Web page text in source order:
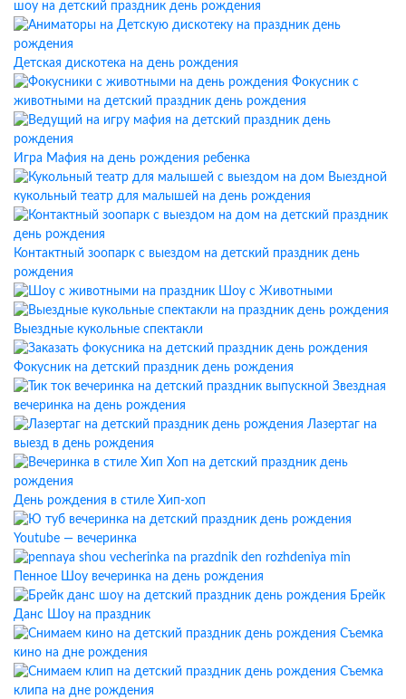
шоу на детский праздник день рождения
Детская дискотека на день рождения
Фокусник с
животными на детский праздник день рождения
Игра Мафия на день рождения ребенка
Выездной
кукольный театр для малышей на день рождения
Контактный зоопарк с выездом на детский праздник день
рождения
Шоу с Животными
Выездные кукольные спектакли
Фокусник на детский праздник день рождения
Звездная
вечеринка на день рождения
Лазертаг на
выезд в день рождения
День рождения в стиле Хип-хоп
Youtube — вечеринка
Пенное Шоу вечеринка на день рождения
Брейк
Данс Шоу на праздник
Съемка
кино на дне рождения
Съемка
клипа на дне рождения